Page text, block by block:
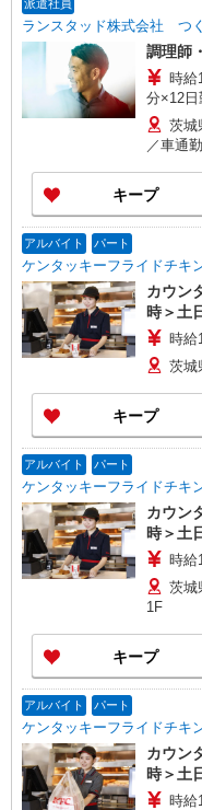
派遣社員
ランスタッド株式会社 つ
調理師
時給
分×12
費支給
茨城
／車通
キープ
アルバイト パート
ケンタッキーフライドチ
カウン
時＞土
時給
茨城
キープ
アルバイト パート
ケンタッキーフライドチ
カウン
時＞土
時給
茨城
1F
キープ
アルバイト パート
ケンタッキーフライドチ
カウン
時＞土
時給